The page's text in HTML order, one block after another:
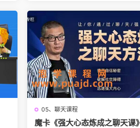
05、聊天课程
魔卡《强大心态炼成之聊天课》